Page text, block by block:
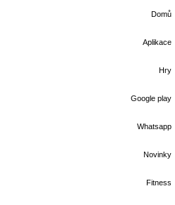
Domů
Aplikace
Hry
Google play
Whatsapp
Novinky
Fitness